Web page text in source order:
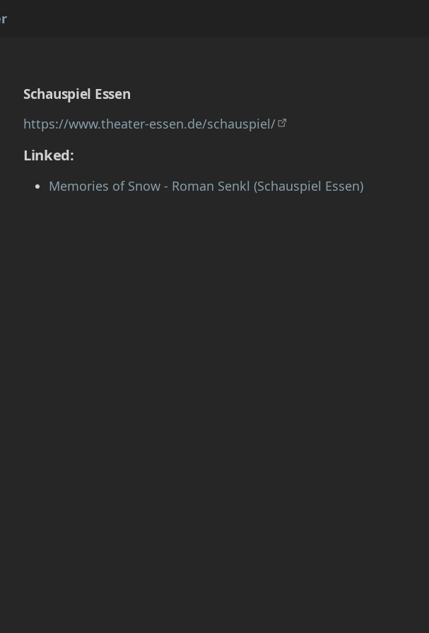
Schauspiel Essen
https://www.theater-essen.de/schauspiel/
Linked:
Memories of Snow - Roman Senkl (Schauspiel Essen)